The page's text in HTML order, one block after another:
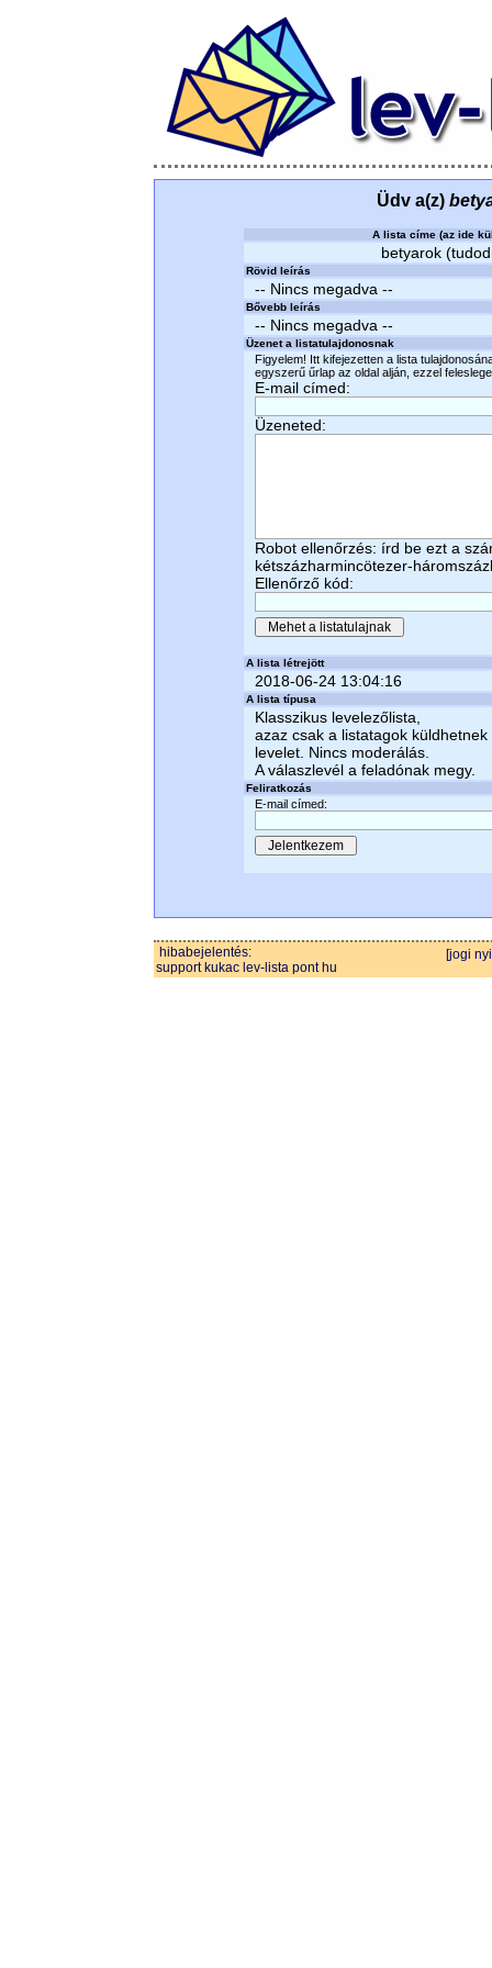
Üdv a(z)
A lista címe (az ide
betyarok
Rövid leírás
-- Nincs megadva --
Bővebb leírás
-- Nincs megadva --
Üzenet a listatulajdonosnak
Figyelem! Itt kifejezetten a lista
egyszerű űrlap az oldal alján, ezzel
E-mail címed:
Üzeneted:
Robot ellenőrzés: írd be ezt a
kétszázharmincötezer-
Ellenőrző kód:
A lista létrejött
2018-06-24 13:04:16
A lista típusa
Klasszikus levelezőlista,
azaz csak a listatagok küldhetnek
levelet. Nincs moderálás.
A válaszlevél a feladónak megy.
Feliratkozás
E-mail címed:
hibabejelentés:
support kukac lev-lista pont hu
[jogi